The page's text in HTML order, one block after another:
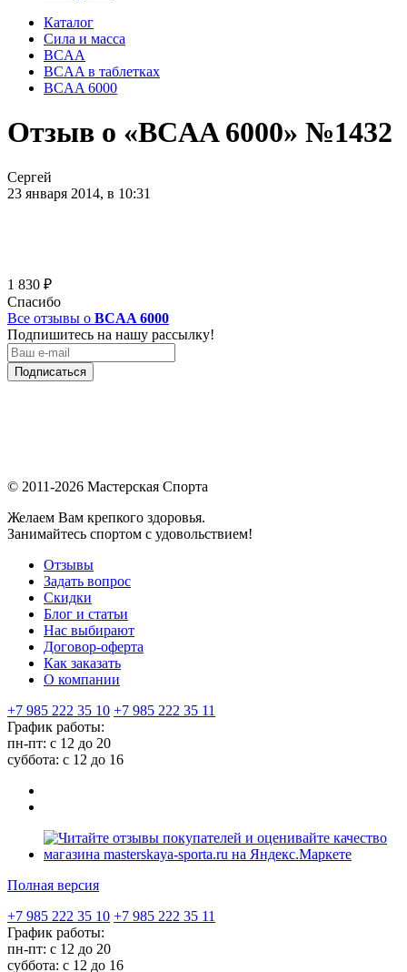
Каталог
Сила и масса
BCAA
BCAA в таблетках
BCAA 6000
Отзыв о «BCAA 6000» №1432
Сергей
23 января 2014, в 10:31
1 830 ₽
Спасибо
Все отзывы о BCAA 6000
Подпишитесь на нашу рассылку!
Подписаться
© 2011-2026 Мастерская Спорта
Желаем Вам крепкого здоровья.
Занимайтесь спортом с удовольствием!
Отзывы
Задать вопрос
Скидки
Блог и статьи
Нас выбирают
Договор-оферта
Как заказать
О компании
+7 985 222 35 10 +7 985 222 35 11
График работы:
пн-пт: с 12 до 20
суббота: c 12 до 16
Полная версия
+7 985 222 35 10 +7 985 222 35 11
График работы:
пн-пт: с 12 до 20
суббота: c 12 до 16